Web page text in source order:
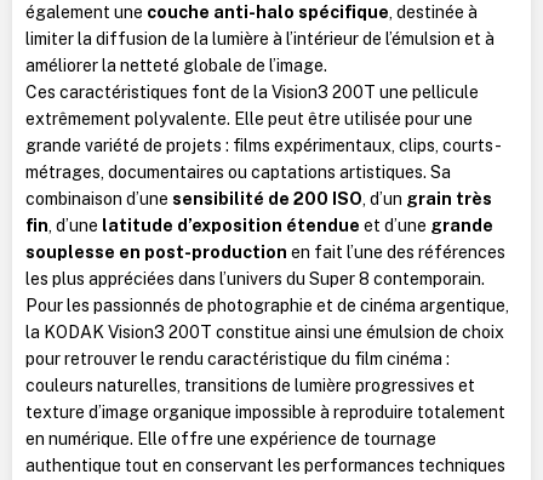
également une couche anti-halo spécifique, destinée à
limiter la diffusion de la lumière à l’intérieur de l’émulsion et à
améliorer la netteté globale de l’image.
Ces caractéristiques font de la Vision3 200T une pellicule
extrêmement polyvalente. Elle peut être utilisée pour une
grande variété de projets : films expérimentaux, clips, courts-
métrages, documentaires ou captations artistiques. Sa
combinaison d’une sensibilité de 200 ISO, d’un grain très
fin, d’une latitude d’exposition étendue et d’une grande
souplesse en post-production en fait l’une des références
les plus appréciées dans l’univers du Super 8 contemporain.
Pour les passionnés de photographie et de cinéma argentique,
la KODAK Vision3 200T constitue ainsi une émulsion de choix
pour retrouver le rendu caractéristique du film cinéma :
couleurs naturelles, transitions de lumière progressives et
texture d’image organique impossible à reproduire totalement
en numérique. Elle offre une expérience de tournage
authentique tout en conservant les performances techniques